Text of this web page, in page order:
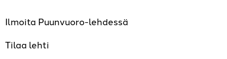
Ilmoita Puunvuoro-lehdessä
Tilaa lehti